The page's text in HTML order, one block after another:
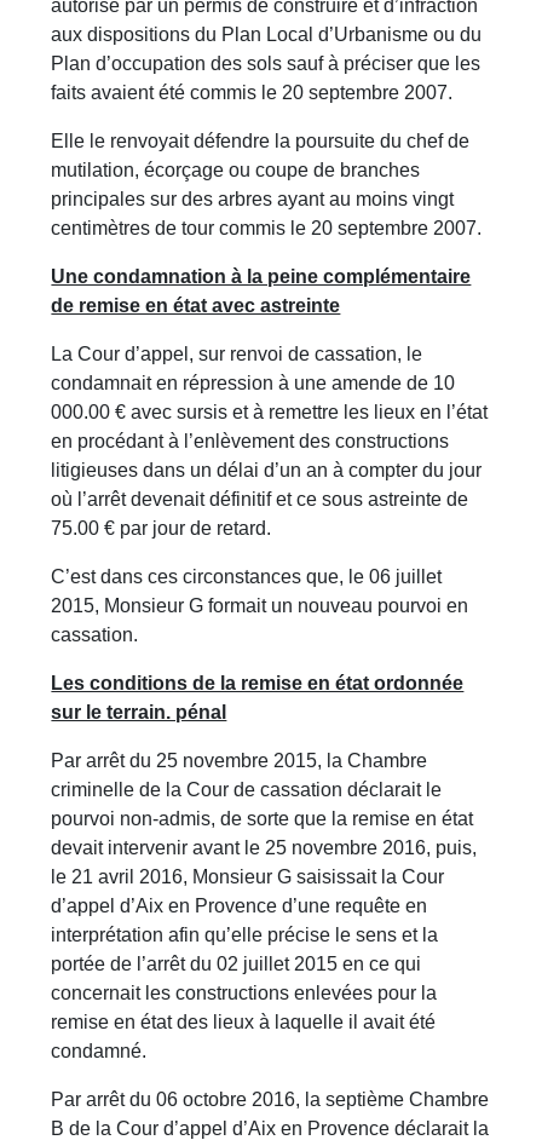
autorisé par un permis de construire et d’infraction
aux dispositions du Plan Local d’Urbanisme ou du
Plan d’occupation des sols sauf à préciser que les
faits avaient été commis le 20 septembre 2007.
Elle le renvoyait défendre la poursuite du chef de
mutilation, écorçage ou coupe de branches
principales sur des arbres ayant au moins vingt
centimètres de tour commis le 20 septembre 2007.
Une condamnation à la peine complémentaire
de remise en état avec astreinte
La Cour d’appel, sur renvoi de cassation, le
condamnait en répression à une amende de 10
000.00 € avec sursis et à remettre les lieux en l’état
en procédant à l’enlèvement des constructions
litigieuses dans un délai d’un an à compter du jour
où l’arrêt devenait définitif et ce sous astreinte de
75.00 € par jour de retard.
C’est dans ces circonstances que, le 06 juillet
2015, Monsieur G formait un nouveau pourvoi en
cassation.
Les conditions de la remise en état ordonnée
sur le terrain. pénal
Par arrêt du 25 novembre 2015, la Chambre
criminelle de la Cour de cassation déclarait le
pourvoi non-admis, de sorte que la remise en état
devait intervenir avant le 25 novembre 2016, puis,
le 21 avril 2016, Monsieur G saisissait la Cour
d’appel d’Aix en Provence d’une requête en
interprétation afin qu’elle précise le sens et la
portée de l’arrêt du 02 juillet 2015 en ce qui
concernait les constructions enlevées pour la
remise en état des lieux à laquelle il avait été
condamné.
Par arrêt du 06 octobre 2016, la septième Chambre
B de la Cour d’appel d’Aix en Provence déclarait la